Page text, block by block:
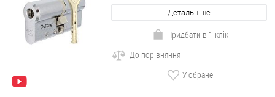
Детальніше
Придбати в 1 клік
До порівняння
У обране